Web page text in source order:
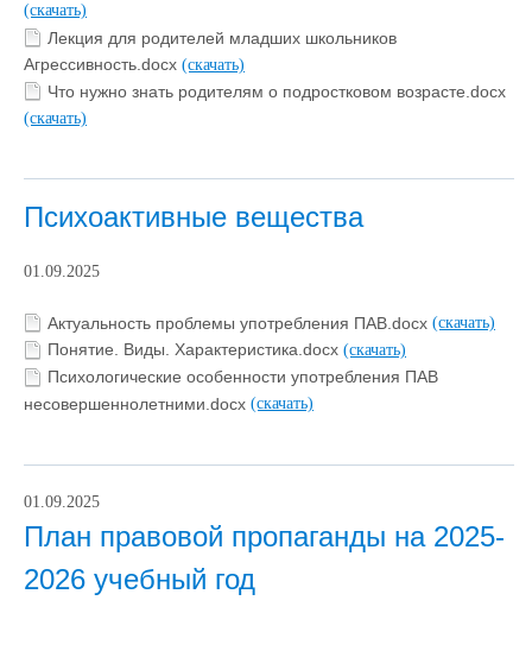
(скачать)
Лекция для родителей младших школьников
Агрессивность.docx (скачать)
Что нужно знать родителям о подростковом возрасте.docx
(скачать)
Психоактивные вещества
01.09.2025
Актуальность проблемы употребления ПАВ.docx (скачать)
Понятие. Виды. Характеристика.docx (скачать)
Психологические особенности употребления ПАВ
несовершеннолетними.docx (скачать)
01.09.2025
План правовой пропаганды на 2025-
2026 учебный год